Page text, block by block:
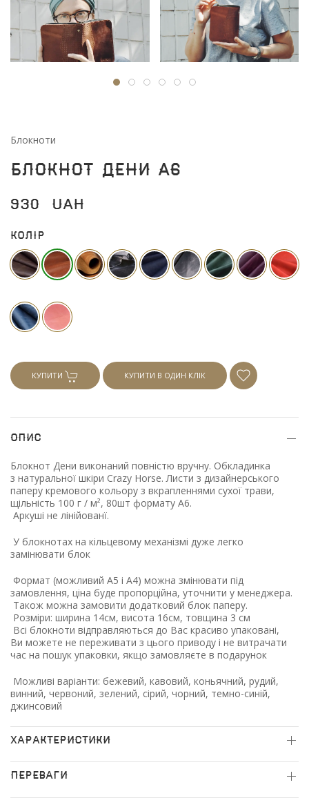
Блокноти
Блокнот Дени А6
930 UAH
Колір
КУПИТИ КУПИТИ В ОДИН КЛІК
Опис
Блокнот Дени виконаний повністю вручну. Обкладинка
з натуральної шкіри Crazy Horse. Листи з дизайнерського
паперу кремового кольору з вкрапленнями сухої трави,
щільність 100 г / м², 80шт формату А6.
Аркуші не лінійованї.
У блокнотах на кільцевому механізмі дуже легко
замінювати блок
Формат (можливий А5 і А4) можна змінювати під
замовлення, ціна буде пропорційна, уточнити у менеджера.
Також можна замовити додатковий блок паперу.
Розміри: ширина 14см, висота 16см, товщина 3 см
Всі блокноти відправляються до Вас красиво упаковані,
Ви можете не переживати з цього приводу і не витрачати
час на пошук упаковки, якщо замовляєте в подарунок
Можливі варіанти: бежевий, кавовий, коньячний, рудий,
винний, червоний, зелений, сірий, чорний, темно-синій,
джинсовий
ХАРАКТЕРИСТИКИ
ПЕРЕВАГИ